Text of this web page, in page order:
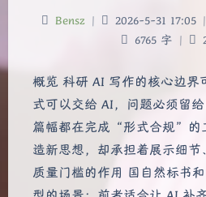
Bensz | 2026-5-31 17:05 |
6765 字 |
概览 科研 AI 写作的核心边界
式可以交给 AI，问题必须留
篇幅都在完成“形式合规”的
造新思想，却承担着展示细
质量门槛的作用 国自然标书